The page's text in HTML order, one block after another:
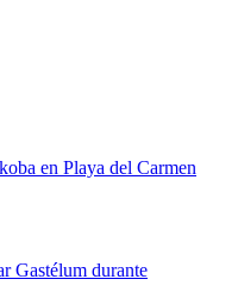
en Playa del Carmen
Gastélum durante